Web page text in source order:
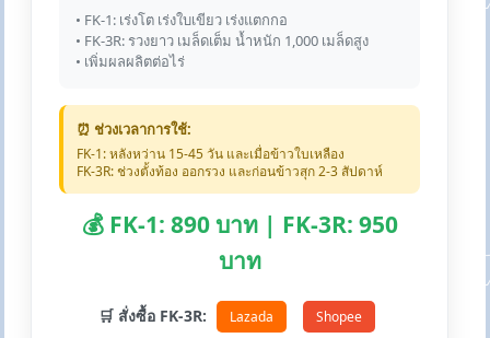
• FK-1: เร่งโต เร่งใบเขียว เร่งแตกกอ
• FK-3R: รวงยาว เมล็ดเต็ม น้ำหนัก 1,000 เมล็ดสูง
• เพิ่มผลผลิตต่อไร่
⏰ ช่วงเวลาการใช้:
FK-1: หลังหว่าน 15-45 วัน และเมื่อข้าวใบเหลือง
FK-3R: ช่วงตั้งท้อง ออกรวง และก่อนข้าวสุก 2-3 สัปดาห์
💰 FK-1: 890 บาท | FK-3R: 950
บาท
🛒 สั่งซื้อ FK-3R: Lazada Shopee